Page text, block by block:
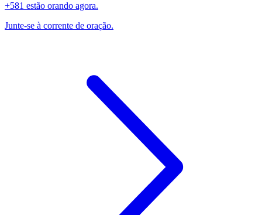
+581 estão orando agora.
Junte-se à corrente de oração.